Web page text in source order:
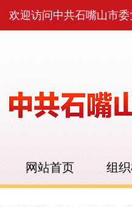
欢迎访问中共石嘴山市委
网站首页 组